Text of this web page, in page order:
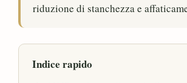
riduzione di stanchezza e
Indice rapido